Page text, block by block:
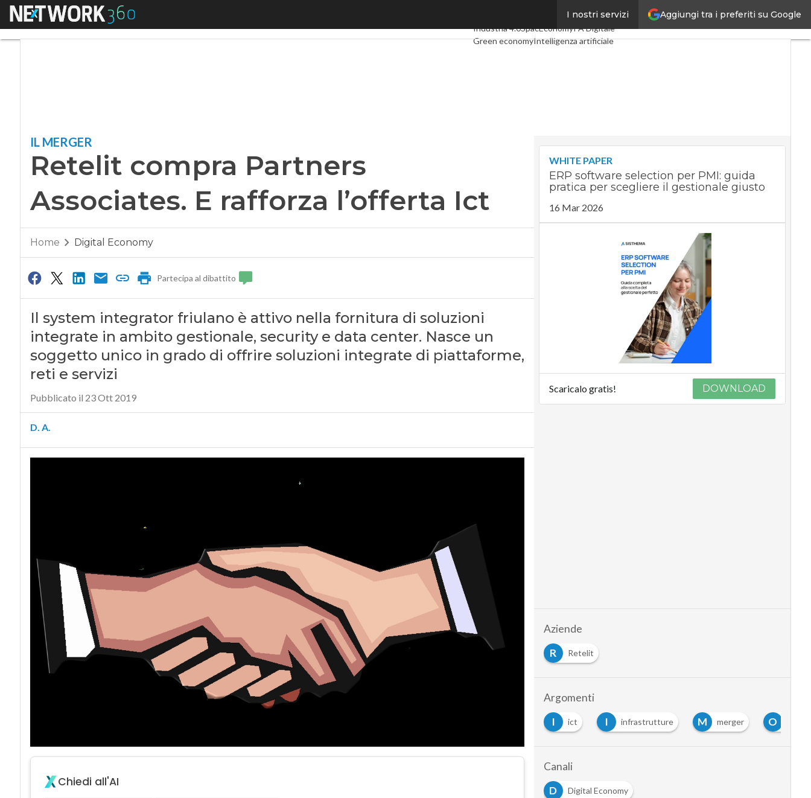
Aggiungi tra i preferiti su Google
I nostri servizi
Menu Digital EconomyTelco
Industria 4.0SpacEconomyPA Digitale
Green economyIntelligenza artificiale
IL MERGER
Retelit compra Partners
Associates. E rafforza l’offerta Ict
Home Digital Economy
Partecipa al dibattito
Il system integrator friulano è attivo nella fornitura di soluzioni
integrate in ambito gestionale, security e data center. Nasce un
soggetto unico in grado di offrire soluzioni integrate di piattaforme,
reti e servizi
Pubblicato il 23 Ott 2019
D. A.
Chiedi all'AI
WHITE PAPER
ERP software selection per PMI: guida
pratica per scegliere il gestionale giusto
16 Mar 2026
Scaricalo gratis! DOWNLOAD
Aziende
R
Retelit
Argomenti
I ict I infrastrutture M merger O
Canali
D
Digital Economy